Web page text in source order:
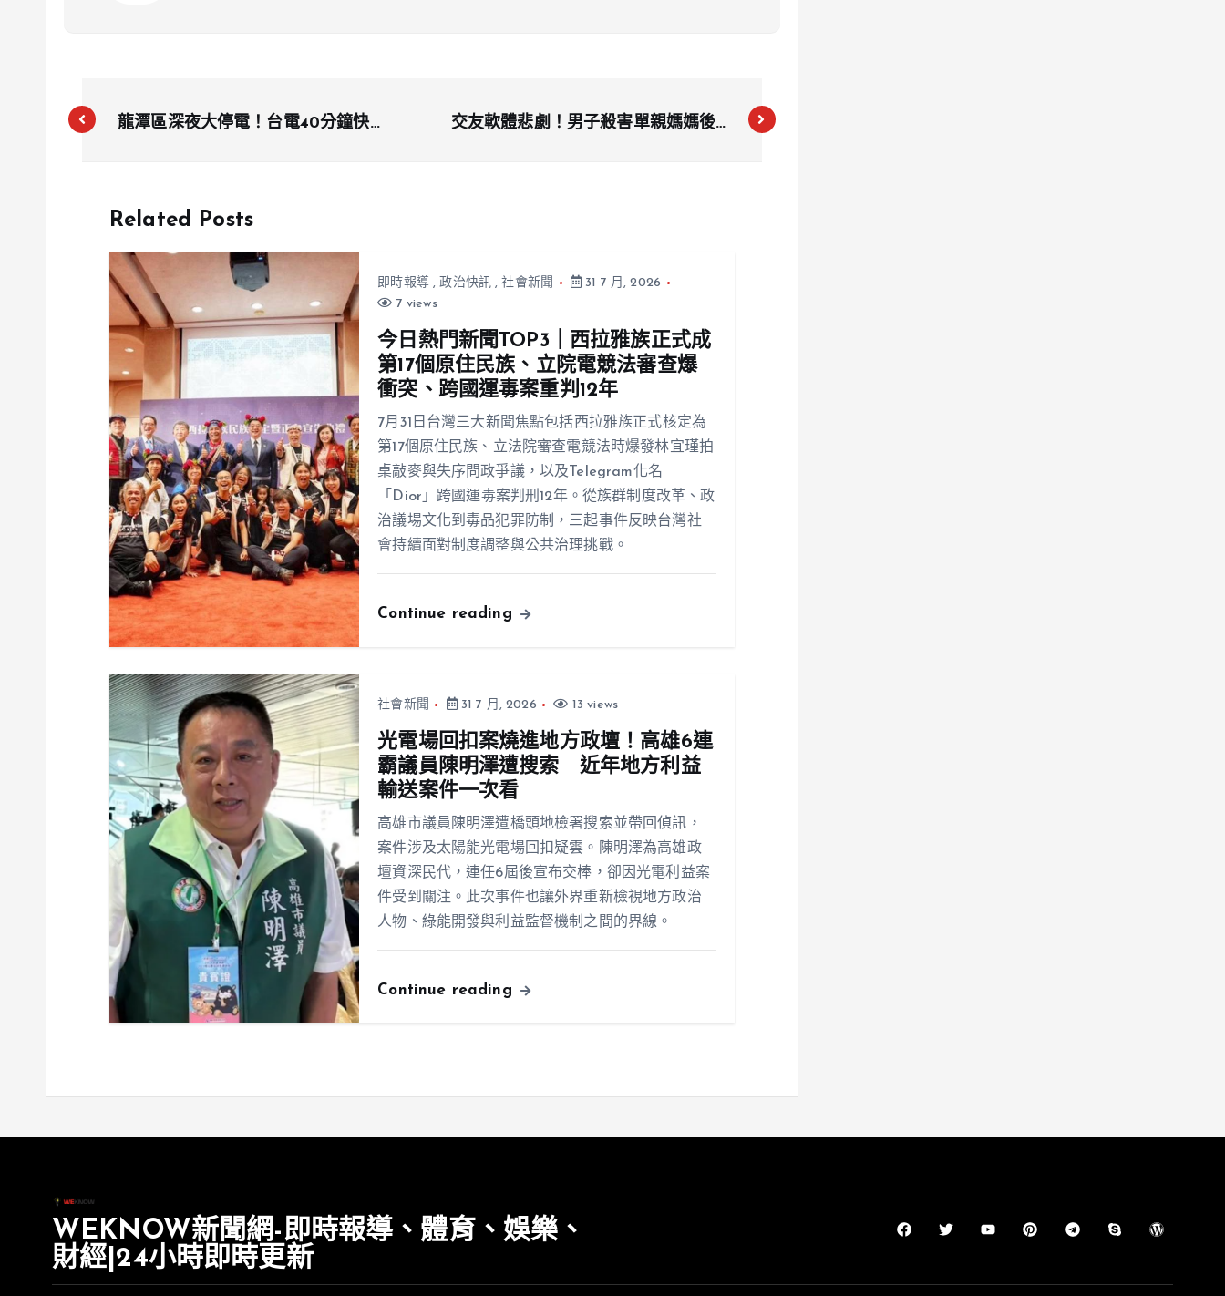
龍潭區深夜大停電！台電40分鐘快速
交友軟體悲劇！男子殺害單親媽媽後性
Related Posts
即時報導,政治快訊,社會新聞
31 7 月, 2026
7 views
今日熱門新聞TOP3｜西拉雅族正式成
第17個原住民族、立院電競法審查爆
衝突、跨國運毒案重判12年
7月31日台灣三大新聞焦點包括西拉雅族正式核定為
第17個原住民族、立法院審查電競法時爆發林宜瑾拍
桌敲麥與失序問政爭議，以及Telegram化名
「Dior」跨國運毒案判刑12年。從族群制度改革、政
治議場文化到毒品犯罪防制，三起事件反映台灣社
會持續面對制度調整與公共治理挑戰。
Continue reading
社會新聞 31 7 月, 2026 13 views
光電場回扣案燒進地方政壇！高雄6連
霸議員陳明澤遭搜索 近年地方利益
輸送案件一次看
高雄市議員陳明澤遭橋頭地檢署搜索並帶回偵訊，
案件涉及太陽能光電場回扣疑雲。陳明澤為高雄政
壇資深民代，連任6屆後宣布交棒，卻因光電利益案
件受到關注。此次事件也讓外界重新檢視地方政治
人物、綠能開發與利益監督機制之間的界線。
Continue reading
WEKNOW新聞網-即時報導、體育、娛樂、
財經|24小時即時更新